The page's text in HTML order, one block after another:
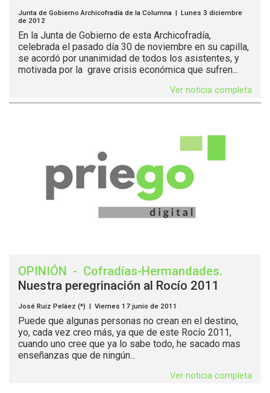
Junta de Gobierno Archicofradía de la Columna | Lunes 3 diciembre
de 2012
En la Junta de Gobierno de esta Archicofradía,
celebrada el pasado día 30 de noviembre en su capilla,
se acordó por unanimidad de todos los asistentes, y
motivada por la grave crisis económica que sufren...
Ver noticia completa
OPINIÓN - Cofradías-Hermandades.
Nuestra peregrinación al Rocío 2011
José Ruiz Peláez (*) | Viernes 17 junio de 2011
Puede que algunas personas no crean en el destino,
yo, cada vez creo más, ya que de este Rocío 2011,
cuando uno cree que ya lo sabe todo, he sacado mas
enseñanzas que de ningún...
Ver noticia completa